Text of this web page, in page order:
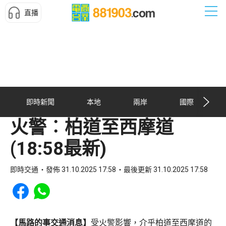
直播
即時新聞 本地 兩岸 國際
火警︰柏道至西摩道
(18:58最新)
即時交通 發佈 31.10.2025 17:58 最後更新 31.10.2025 17:58
Share to Facebook
Share to WhatsApp
【馬路的事交通消息】 受火警影響，介乎柏道至西摩道的